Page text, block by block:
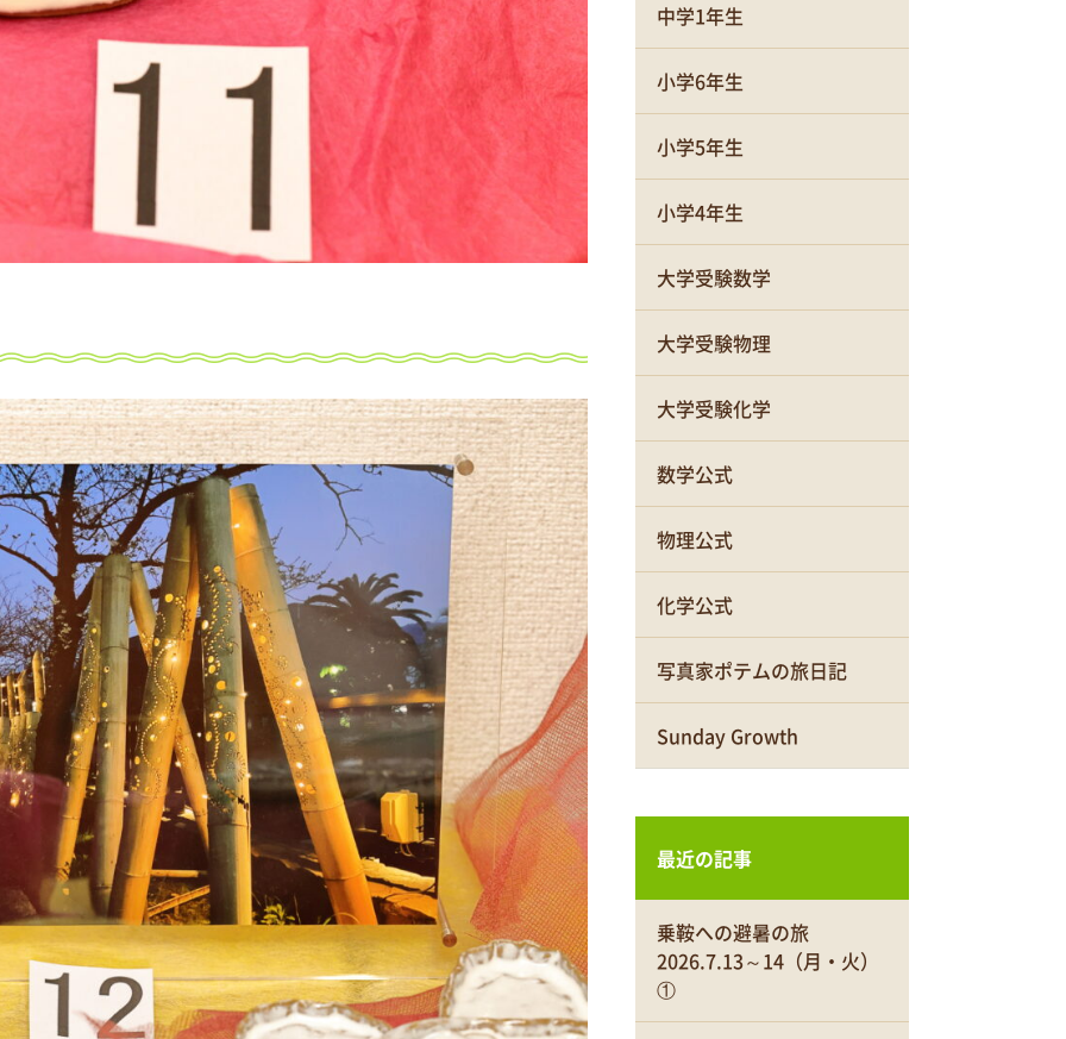
中学1年生
小学6年生
小学5年生
小学4年生
大学受験数学
大学受験物理
大学受験化学
数学公式
物理公式
化学公式
写真家ポテムの旅日記
Sunday Growth
最近の記事
乗鞍への避暑の旅
2026.7.13～14（月・火）
①